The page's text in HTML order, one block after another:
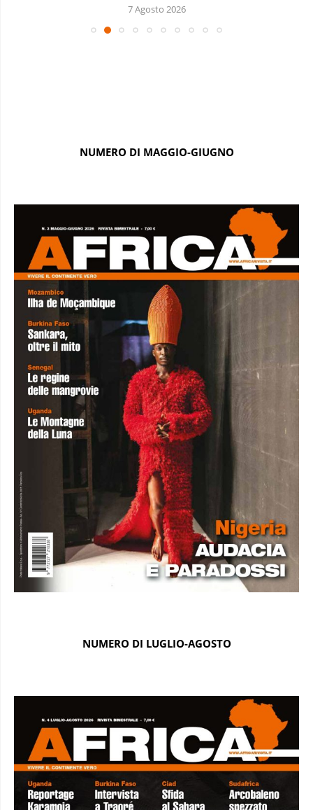
7 Agosto 2026
NUMERO DI MAGGIO-GIUGNO
NUMERO DI LUGLIO-AGOSTO